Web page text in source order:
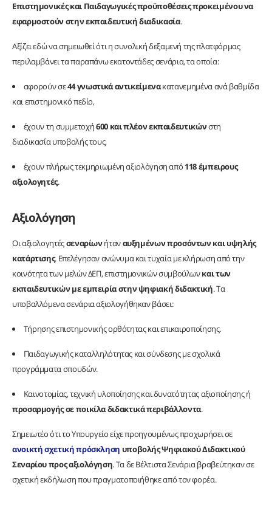
Επιστημονικές και Παιδαγωγικές προϋποθέσεις προκειμένου να
εφαρμοστούν στην εκπαιδευτική διαδικασία.
Αξίζει εδώ να σημειωθεί ότι η συνολική δεξαμενή της πλατφόρμας
περιλαμβάνει τα παραπάνω εκατοντάδες σενάρια, τα οποία:
αφορούν σε44 γνωστικά αντικείμενακατανεμημένα ανά βαθμίδα
και επιστημονικό πεδίο,
έχουν τη συμμετοχή600 και πλέον εκπαιδευτικώνστη
διαδικασία υποβολής τους,
έχουν πλήρως τεκμηριωμένη αξιολόγηση από 118 έμπειρους
αξιολογητές.
Αξιολόγηση
Οι αξιολογητέςσεναρίωνήταναυξημένων προσόντωνκαι υψηλής
κατάρτισης. Επελέγησαν ανώνυμα και τυχαία με κλήρωση από την
κοινότητα των μελών ΔΕΠ, επιστημονικών συμβούλωνκαι των
εκπαιδευτικών με εμπειρία στην ψηφιακή διδακτική. Τα
υποβαλλόμενα σενάρια αξιολογήθηκαν βάσει:
Τήρησης επιστημονικής ορθότητας και επικαιροποίησης.
Παιδαγωγικής καταλληλότητας και σύνδεσης με σχολικά
προγράμματα σπουδών.
Καινοτομίας, τεχνική υλοποίησης και δυνατότητας αξιοποίησης ή
προσαρμογής σε ποικίλα διδακτικά περιβάλλοντα.
Σημειωτέο ότι το Υπουργείο είχε προηγουμένως προχωρήσει σε
ανοικτή σχετική πρόσκληση υποβολής Ψηφιακού Διδακτικού
Σεναρίου προς αξιολόγηση. Τα δε Βέλτιστα Σενάρια βραβεύτηκαν σε
σχετική εκδήλωση που πραγματοποιήθηκε από τον φορέα.